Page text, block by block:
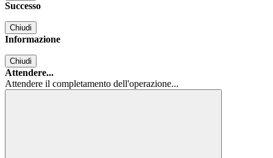
Successo
Chiudi
Informazione
Chiudi
Attendere...
Attendere il completamento dell'operazione...